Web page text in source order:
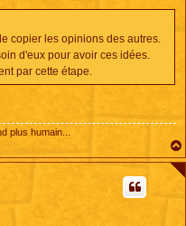
copier les opinions des autres.
d'eux pour avoir ces idées.
par cette étape.
plus humain...